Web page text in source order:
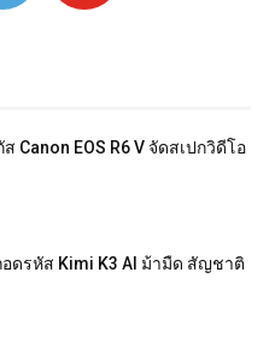
Canon EOS R6 V จัดสเปกวิดีโอ
ดรหัส Kimi K3 AI ม้ามืด สัญชาติ